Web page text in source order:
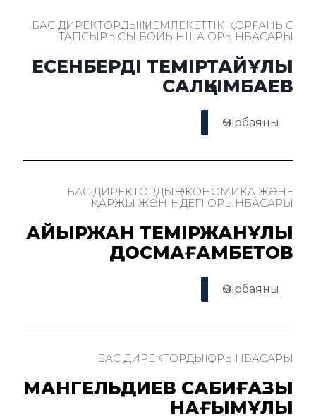
БАС ДИРЕКТОРДЫҢ МЕМЛЕКЕТТІК ҚОРҒАНЫС
ТАПСЫРЫСЫ БОЙЫНША ОРЫНБАСАРЫ
ЕСЕНБЕРДІ ТЕМІРТАЙҰЛЫ
САЛҚЫМБАЕВ
Өмірбаяны
БАС ДИРЕКТОРДЫҢ ЭКОНОМИКА ЖӘНЕ
ҚАРЖЫ ЖӨНІНДЕГІ ОРЫНБАСАРЫ
ҚАЙЫРЖАН ТЕМІРЖАНҰЛЫ
ДОСМАҒАМБЕТОВ
Өмірбаяны
БАС ДИРЕКТОРДЫҢ ОРЫНБАСАРЫ
МАНГЕЛЬДИЕВ САБИҒАЗЫ
НАҒЫМҰЛЫ